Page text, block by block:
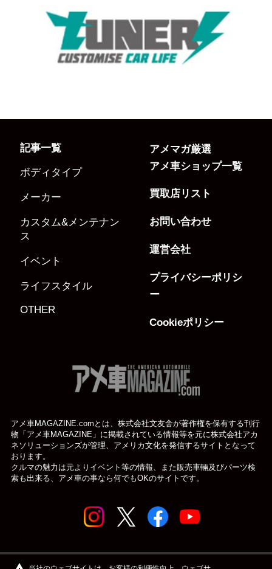
記事一覧
ボディタイプ
メーカー
カスタム&メンテナン
ス
イベント
ライフスタイル
OTHER
アメマガ厳選
アメ車ショップ一覧
買取店リスト
お問い合わせ
運営会社
プライバシーポリシ
ー
Cookieポリシー
アメ車MAGAZINE.comとは、株式会社文友舎が著作権を保有する刊行
物「アメ車MAGAZINE」に掲載されている情報等を元に株式会社アカ
ネソリューションズが管理、アメリカ文化を発信するサイトとなって
おります。
クルマの魅力は元よりイベント等の情報、また販売車輛及びパーツ検
索も出来る、アメ車の事なら何でもOKのサイトです。
© アメ車のWEBマガジン アメ車マガジン公式WEBサイト